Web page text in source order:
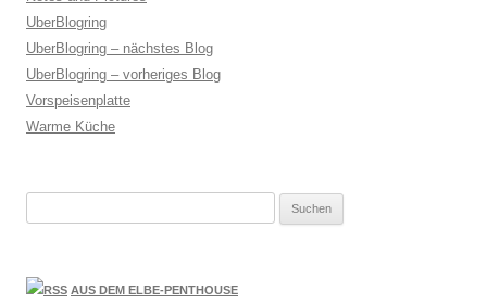
UberBlogring
UberBlogring – nächstes Blog
UberBlogring – vorheriges Blog
Vorspeisenplatte
Warme Küche
AUS DEM ELBE-PENTHOUSE